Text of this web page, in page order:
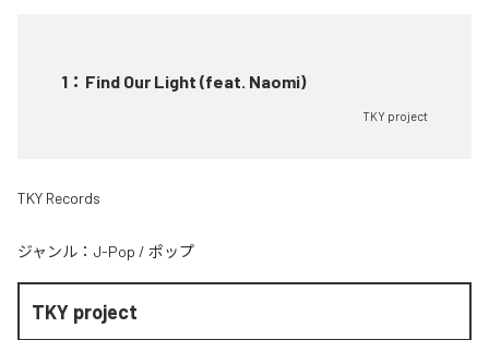
1 ： Find Our Light (feat. Naomi)
TKY project
TKY Records
ジャンル： J-Pop / ポップ
TKY project